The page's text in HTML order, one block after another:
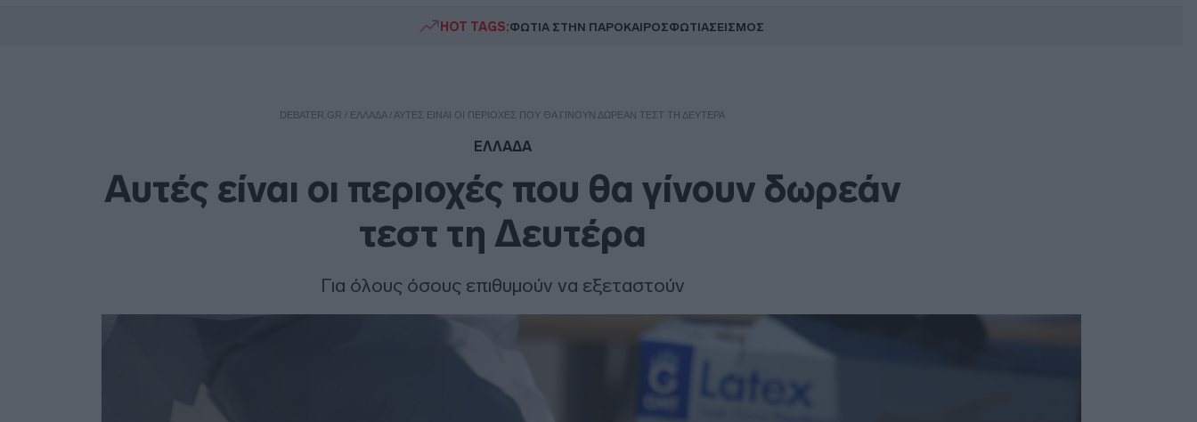
HOT TAGS:ΦΩΤΙΑ ΣΤΗΝ ΠΑΡΟΚΑΙΡΟΣΦΩΤΙΑΣΕΙΣΜΟΣ
DEBATER.GR / ΕΛΛΑΔΑ/ΑΥΤΈΣ ΕΊΝΑΙ ΟΙ ΠΕΡΙΟΧΈΣ ΠΟΥ ΘΑ ΓΊΝΟΥΝ ΔΩΡΕΆΝ ΤΕΣΤ ΤΗ ΔΕΥΤΈΡΑ
ΕΛΛΑΔΑ
Αυτές είναι οι περιοχές που θα γίνουν δωρεάν
τεστ τη Δευτέρα
Για όλους όσους επιθυμούν να εξεταστούν